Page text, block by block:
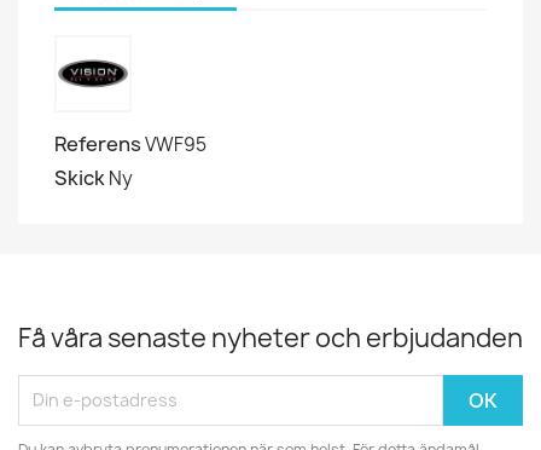
ReferensVWF95
SkickNy
Få våra senaste nyheter och erbjudanden